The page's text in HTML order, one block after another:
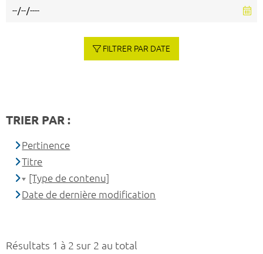
Résultats 1 à 2 sur 2 au total
FILTRER PAR DATE
TRIER PAR :
Pertinence
Titre
[Type de contenu]
Date de dernière modification